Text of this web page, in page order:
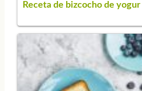
Receta de bizcocho de